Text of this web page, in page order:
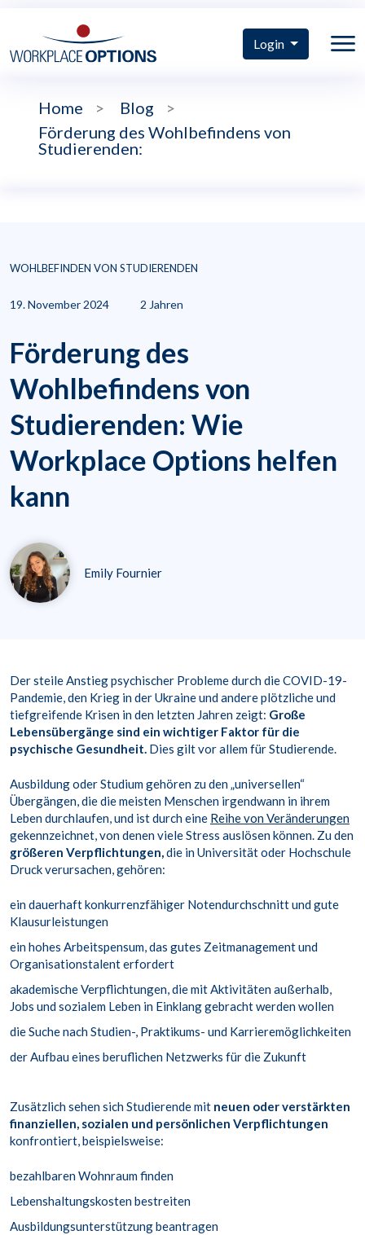
Login
Home > Blog
>
Förderung des Wohlbefindens von
Studierenden:
WOHLBEFINDEN VON STUDIERENDEN
19. November 2024 2 Jahren
Förderung des
Wohlbefindens von
Studierenden: Wie
Workplace Options helfen
kann
Emily Fournier
Der steile Anstieg psychischer Probleme durch die COVID-19-
Pandemie, den Krieg in der Ukraine und andere plötzliche und
tiefgreifende Krisen in den letzten Jahren zeigt: Große
Lebensübergänge sind ein wichtiger Faktor für die
psychische Gesundheit. Dies gilt vor allem für Studierende.
Ausbildung oder Studium gehören zu den „universellen“
Übergängen, die die meisten Menschen irgendwann in ihrem
Leben durchlaufen, und ist durch eine Reihe von Veränderungen
gekennzeichnet, von denen viele Stress auslösen können. Zu den
größeren Verpflichtungen,die in Universität oder Hochschule
Druck verursachen, gehören:
ein dauerhaft konkurrenzfähiger Notendurchschnitt und gute
Klausurleistungen
ein hohes Arbeitspensum, das gutes Zeitmanagement und
Organisationstalent erfordert
akademische Verpflichtungen, die mit Aktivitäten außerhalb,
Jobs und sozialem Leben in Einklang gebracht werden wollen
die Suche nach Studien-, Praktikums- und Karrieremöglichkeiten
der Aufbau eines beruflichen Netzwerks für die Zukunft
Zusätzlich sehen sich Studierende mit neuen oder verstärkten
finanziellen, sozialen und persönlichen Verpflichtungen
konfrontiert, beispielsweise:
bezahlbaren Wohnraum finden
Lebenshaltungskosten bestreiten
Ausbildungsunterstützung beantragen